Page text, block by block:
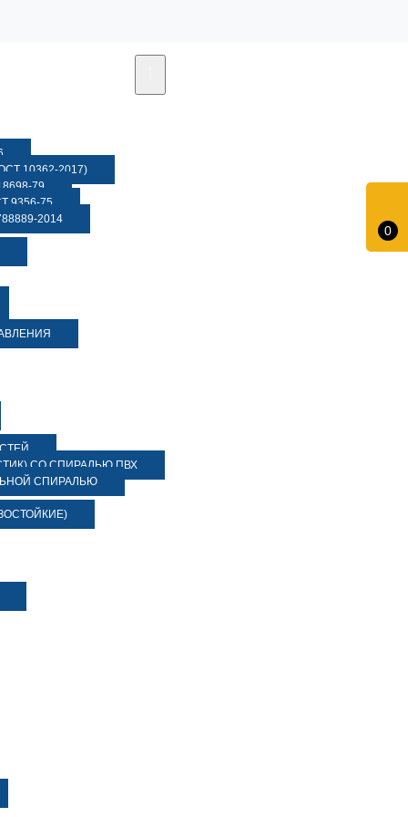
0
10362-2017)
79
9356-75
2014
СО СПИРАЛЬЮ ПВХ
СПИРАЛЬЮ